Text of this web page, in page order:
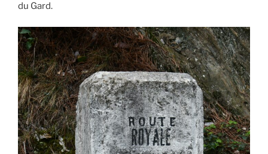
du Gard.